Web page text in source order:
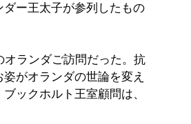
ダー王太子が参列したもの
ランダご訪問だった。抗
がオランダの世論を変え
ックホルト王室顧問は、